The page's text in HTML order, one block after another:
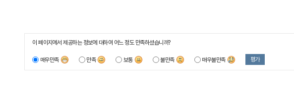
이 페이지에서 제공하는 정보에 대하여 어느 정도 만족하셨습니까?
매우만족 만족 보통 불만족 매우불만족 평가